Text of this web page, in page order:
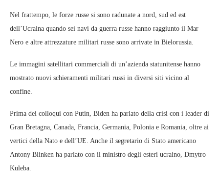
Nel frattempo, le forze russe si sono radunate a nord, sud ed est
dell’Ucraina quando sei navi da guerra russe hanno raggiunto il Mar
Nero e altre attrezzature militari russe sono arrivate in Bielorussia.
Le immagini satellitari commerciali di un’azienda statunitense hanno
mostrato nuovi schieramenti militari russi in diversi siti vicino al
confine.
Prima dei colloqui con Putin, Biden ha parlato della crisi con i leader di
Gran Bretagna, Canada, Francia, Germania, Polonia e Romania, oltre ai
vertici della Nato e dell’UE. Anche il segretario di Stato americano
Antony Blinken ha parlato con il ministro degli esteri ucraino, Dmytro
Kuleba.